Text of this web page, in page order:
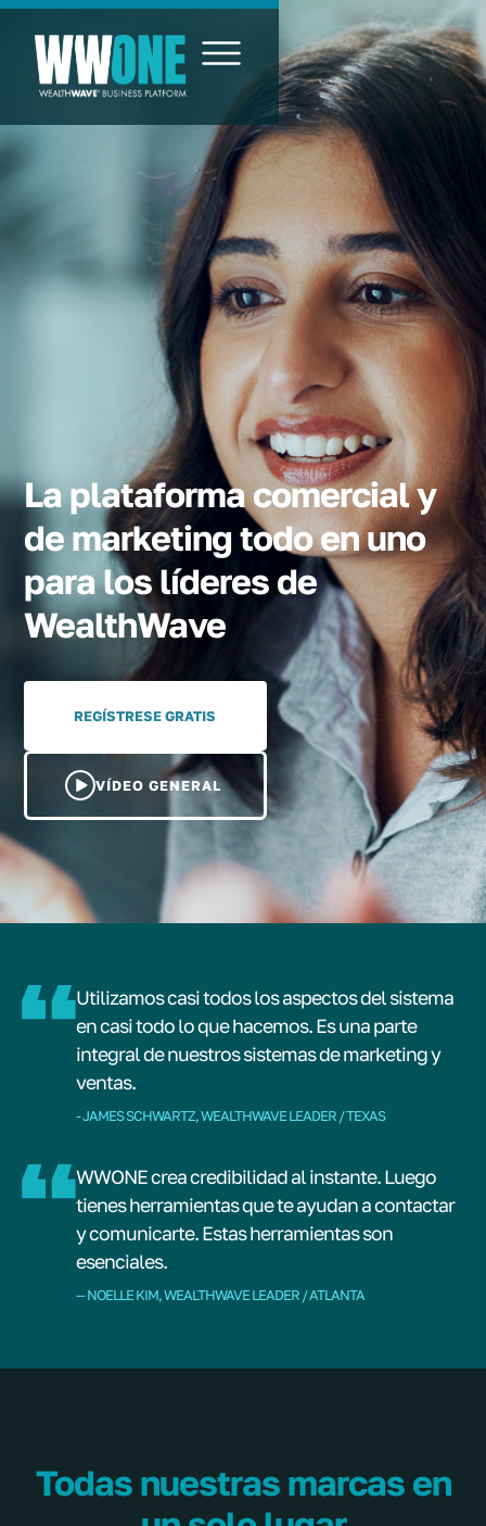
La plataforma comercial y
de marketing todo en uno
para los líderes de
WealthWave
REGÍSTRESE GRATIS
VÍDEO GENERAL
Utilizamos casi todos los aspectos del sistema
en casi todo lo que hacemos. Es una parte
integral de nuestros sistemas de marketing y
ventas.
- JAMES SCHWARTZ, WEALTHWAVE LEADER / TEXAS
WWONE crea credibilidad al instante. Luego
tienes herramientas que te ayudan a contactar
y comunicarte. Estas herramientas son
esenciales.
-- NOELLE KIM, WEALTHWAVE LEADER / ATLANTA
Todas nuestras marcas en